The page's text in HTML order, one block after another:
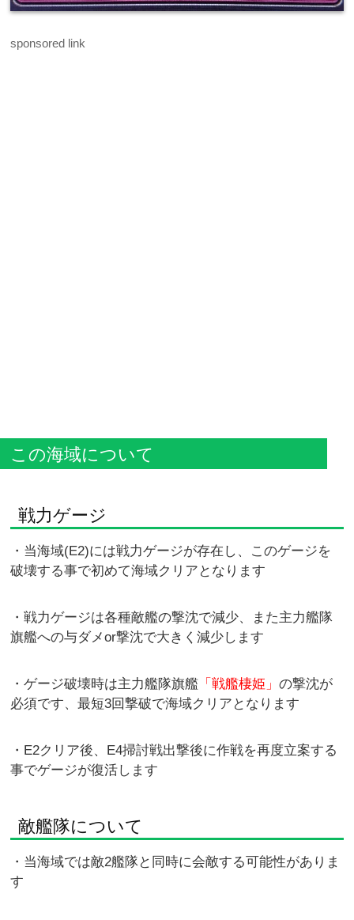
sponsored link
この海域について
戦力ゲージ
・当海域(E2)には戦力ゲージが存在し、このゲージを
破壊する事で初めて海域クリアとなります
・戦力ゲージは各種敵艦の撃沈で減少、また主力艦隊
旗艦への与ダメor撃沈で大きく減少します
・ゲージ破壊時は主力艦隊旗艦 「戦艦棲姫」の撃沈が
必須です、最短3回撃破で海域クリアとなります
・E2クリア後、E4掃討戦出撃後に作戦を再度立案する
事でゲージが復活します
敵艦隊について
・当海域では敵2艦隊と同時に会敵する可能性がありま
す